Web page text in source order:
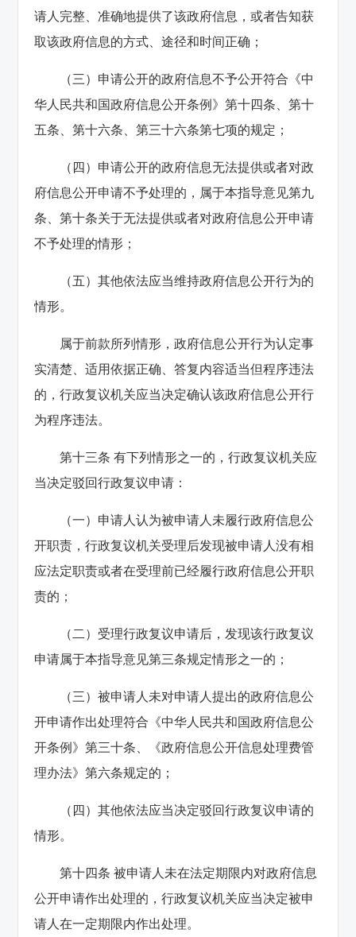
请人完整、准确地提供了该政府信息，或者告知获
取该政府信息的方式、途径和时间正确；
（三）申请公开的政府信息不予公开符合《中
华人民共和国政府信息公开条例》第十四条、第十
五条、第十六条、第三十六条第七项的规定；
（四）申请公开的政府信息无法提供或者对政
府信息公开申请不予处理的，属于本指导意见第九
条、第十条关于无法提供或者对政府信息公开申请
不予处理的情形；
（五）其他依法应当维持政府信息公开行为的
情形。
属于前款所列情形，政府信息公开行为认定事
实清楚、适用依据正确、答复内容适当但程序违法
的，行政复议机关应当决定确认该政府信息公开行
为程序违法。
第十三条 有下列情形之一的，行政复议机关应
当决定驳回行政复议申请：
（一）申请人认为被申请人未履行政府信息公
开职责，行政复议机关受理后发现被申请人没有相
应法定职责或者在受理前已经履行政府信息公开职
责的；
（二）受理行政复议申请后，发现该行政复议
申请属于本指导意见第三条规定情形之一的；
（三）被申请人未对申请人提出的政府信息公
开申请作出处理符合《中华人民共和国政府信息公
开条例》第三十条、《政府信息公开信息处理费管
理办法》第六条规定的；
（四）其他依法应当决定驳回行政复议申请的
情形。
第十四条 被申请人未在法定期限内对政府信息
公开申请作出处理的，行政复议机关应当决定被申
请人在一定期限内作出处理。